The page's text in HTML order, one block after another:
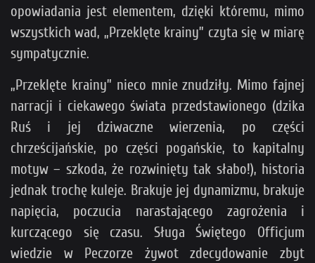
opowiadania jest elementem, dzięki któremu, mimo
wszystkich wad, „Przeklęte krainy” czyta się w miarę
sympatycznie.
„Przeklęte krainy” nieco mnie znudziły. Mimo fajnej
narracji i ciekawego świata przedstawionego (dzika
Ruś i jej dziwaczne wierzenia, po części
chrześcijańskie, po części pogańskie, to kapitalny
motyw – szkoda, że rozwinięty tak słabo!), historia
jednak trochę kuleje. Brakuje jej dynamizmu, brakuje
napięcia, poczucia narastającego zagrożenia i
kurczącego się czasu. Sługa Świętego Officjum
wiedzie w Peczorze żywot zdecydowanie zbyt